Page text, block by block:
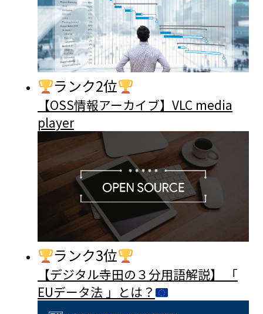
ランク2位
【OSS情報アーカイブ】VLC media
player
ランク3位
【デジタル寺田の３分用語解説】 「
EUデータ法 」とは？